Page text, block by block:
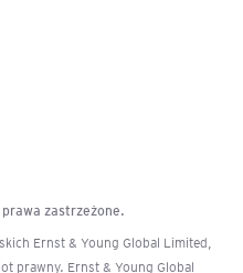
zastrzeżone.
Ernst & Young Global Limited,
prawny. Ernst & Young Global